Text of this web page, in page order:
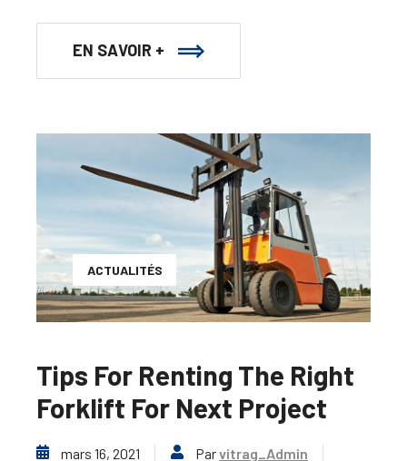
EN SAVOIR +
ACTUALITÉS
Tips For Renting The Right
Forklift For Next Project
mars 16, 2021 Parvitrag_Admin